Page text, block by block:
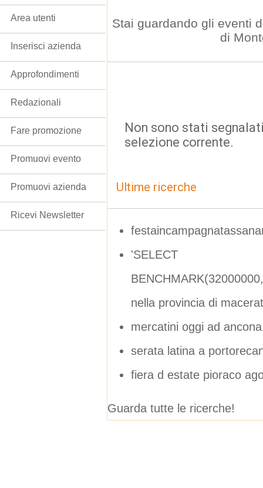
Stai guardando gli eventi
di
Non sono stati
selezione corrente.
Ultime ricerche
'SELECT
nella provincia di
mercatini oggi ad
serata latina a
fiera d estate pioraco
Guarda tutte le ricerche!
Area utenti
Inserisci azienda
Approfondimenti
Redazionali
Fare promozione
Promuovi evento
Promuovi azienda
Ricevi Newsletter